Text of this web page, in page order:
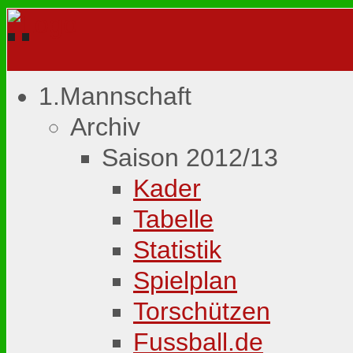
1.Mannschaft
Archiv
Saison 2012/13
Kader
Tabelle
Statistik
Spielplan
Torschützen
Fussball.de